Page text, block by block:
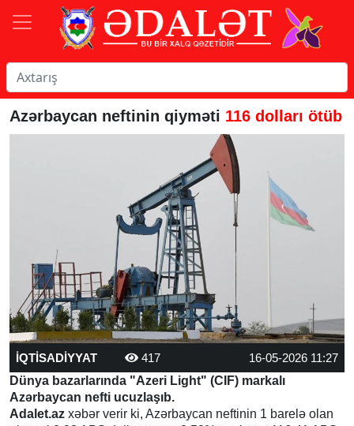
Azərbaycan neftinin qiyməti 116 dolları ötüb
İQTİSADİYYAT 417
16-05-2026 11:27
Dünya bazarlarında "Azeri Light" (CIF) markalı
Azərbaycan nefti ucuzlaşıb.
Adalet.az xəbər verir ki, Azərbaycan neftinin 1 barelə olan